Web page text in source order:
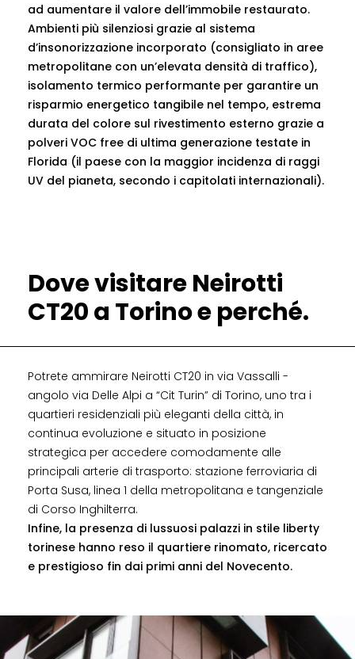
ad aumentare il valore dell’immobile restaurato.
Ambienti più silenziosi grazie al sistema
d’insonorizzazione incorporato (consigliato in aree
metropolitane con un’elevata densità di traffico),
isolamento termico performante per garantire un
risparmio energetico tangibile nel tempo, estrema
durata del colore sul rivestimento esterno grazie a
polveri VOC free di ultima generazione testate in
Florida (il paese con la maggior incidenza di raggi
UV del pianeta, secondo i capitolati internazionali).
Dove visitare Neirotti
CT20 a Torino e perché.
Potrete ammirare Neirotti CT20 in via Vassalli -
angolo via Delle Alpi a “Cit Turin” di Torino, uno tra i
quartieri residenziali più eleganti della città, in
continua evoluzione e situato in posizione
strategica per accedere comodamente alle
principali arterie di trasporto: stazione ferroviaria di
Porta Susa, linea 1 della metropolitana e tangenziale
di Corso Inghilterra.
Infine, la presenza di lussuosi palazzi in stile liberty
torinese hanno reso il quartiere rinomato, ricercato
e prestigioso fin dai primi anni del Novecento.